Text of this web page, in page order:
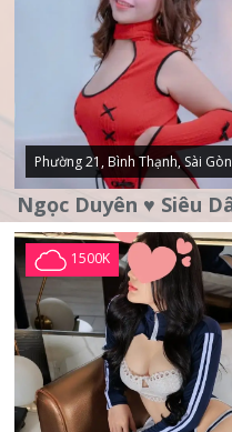
Phường 21, Bình Thạnh, Sài Gòn
1500K